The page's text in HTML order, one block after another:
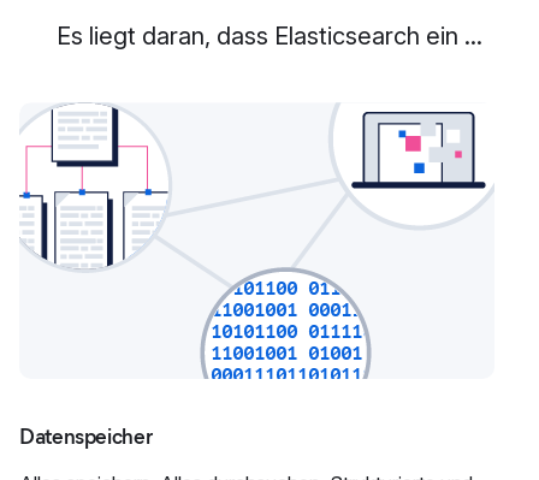
Es liegt daran, dass Elasticsearch ein ...
Datenspeicher